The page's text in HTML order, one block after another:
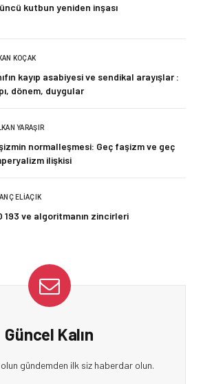
kutbun yeniden inşası
KOÇAK
kayıp asabiyesi ve sendikal arayışlar :
dönem, duygular
YARAŞIR
normalleşmesi: Geç faşizm ve geç
ilişkisi
ELIAÇIK
193 ve algoritmanın zincirleri
Güncel Kalın
gündemden ilk siz haberdar olun.